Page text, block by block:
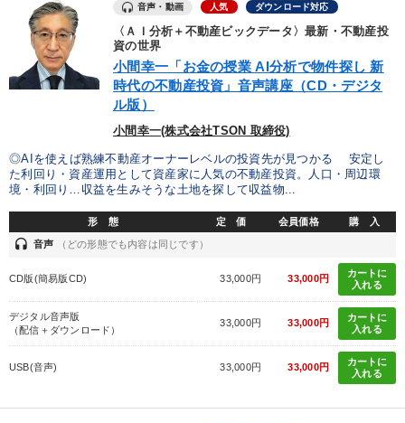
音声・動画 人気 ダウンロード対応
〈ＡＩ分析＋不動産ビックデータ〉最新・不動産投
資の世界
小間幸一「お金の授業 AI分析で物件探し 新
時代の不動産投資」音声講座（CD・デジタ
ル版）
小間幸一(株式会社TSON 取締役)
◎AIを使えば熟練不動産オーナーレベルの投資先が見つかる 安定し
た利回り・資産運用として資産家に人気の不動産投資。人口・周辺環
境・利回り…収益を生みそうな土地を探して収益物...
形 態 定 価 会員価格 購 入
headset 音声 （どの形態でも内容は同じです）
CD版(簡易版CD) 33,000円 33,000円
カートに
入れる
デジタル音声版
（配信＋ダウンロード）
33,000円 33,000円
カートに
入れる
USB(音声) 33,000円 33,000円
カートに
入れる